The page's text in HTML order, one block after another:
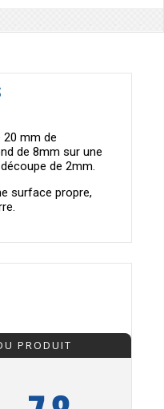
20 mm de
de 8mm sur une
de 2mm.
surface propre,
PRODUIT